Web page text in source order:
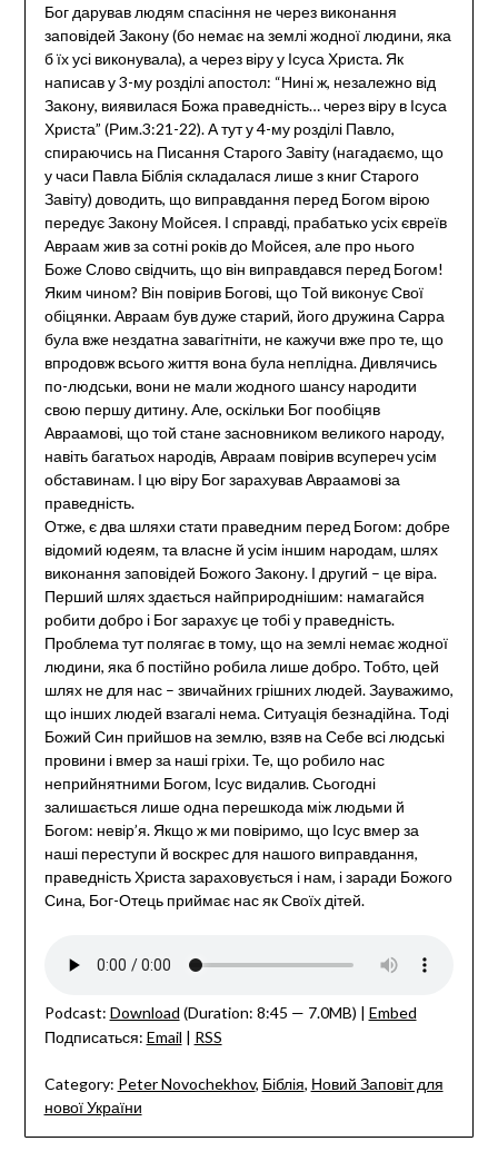
Бог дарував людям спасіння не через виконання
заповідей Закону (бо немає на землі жодної людини, яка
б їх усі виконувала), а через віру у Ісуса Христа. Як
написав у 3-му розділі апостол: “Нині ж, незалежно від
Закону, виявилася Божа праведність… через віру в Ісуса
Христа” (Рим.3:21-22). А тут у 4-му розділі Павло,
спираючись на Писання Старого Завіту (нагадаємо, що
у часи Павла Біблія складалася лише з книг Старого
Завіту) доводить, що виправдання перед Богом вірою
передує Закону Мойсея. І справді, прабатько усіх євреїв
Авраам жив за сотні років до Мойсея, але про нього
Боже Слово свідчить, що він виправдався перед Богом!
Яким чином? Він повірив Богові, що Той виконує Свої
обіцянки. Авраам був дуже старий, його дружина Сарра
була вже нездатна завагітніти, не кажучи вже про те, що
впродовж всього життя вона була неплідна. Дивлячись
по-людськи, вони не мали жодного шансу народити
свою першу дитину. Але, оскільки Бог пообіцяв
Авраамові, що той стане засновником великого народу,
навіть багатьох народів, Авраам повірив всупереч усім
обставинам. І цю віру Бог зарахував Авраамові за
праведність.
Отже, є два шляхи стати праведним перед Богом: добре
відомий юдеям, та власне й усім іншим народам, шлях
виконання заповідей Божого Закону. І другий – це віра.
Перший шлях здається найприроднішим: намагайся
робити добро і Бог зарахує це тобі у праведність.
Проблема тут полягає в тому, що на землі немає жодної
людини, яка б постійно робила лише добро. Тобто, цей
шлях не для нас – звичайних грішних людей. Зауважимо,
що інших людей взагалі нема. Ситуація безнадійна. Тоді
Божий Син прийшов на землю, взяв на Себе всі людські
провини і вмер за наші гріхи. Те, що робило нас
неприйнятними Богом, Ісус видалив. Сьогодні
залишається лише одна перешкода між людьми й
Богом: невір’я. Якщо ж ми повіримо, що Ісус вмер за
наші переступи й воскрес для нашого виправдання,
праведність Христа зараховується і нам, і заради Божого
Сина, Бог-Отець приймає нас як Своїх дітей.
Podcast: Download (Duration: 8:45 — 7.0MB) | Embed
Подписаться: Email | RSS
Category: Peter Novochekhov, Біблія, Новий Заповіт для
нової України